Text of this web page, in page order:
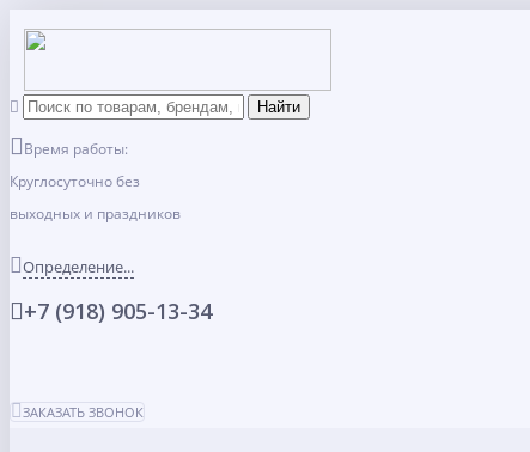
Время работы:
Круглосуточно без
выходных и праздников
Определение...
+7 (918) 905-13-34
ЗАКАЗАТЬ ЗВОНОК